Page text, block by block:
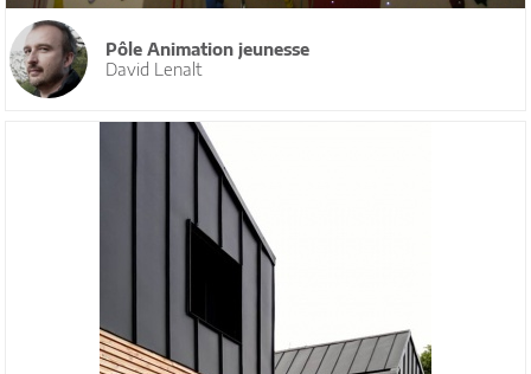
Pôle Animation jeunesse
David Lenalt